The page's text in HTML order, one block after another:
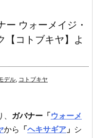
ー ウォーメイジ・
【コトブキヤ】よ
デル, コトブキヤ
ガバナー 「ウォーメ
から 「ヘキサギア 」 シ